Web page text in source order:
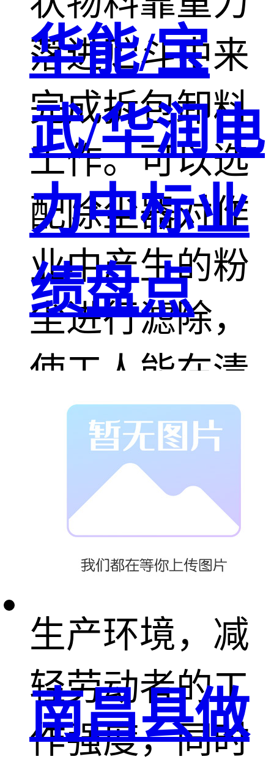
落进贮斗中来
完成拆包卸料
工作。可以选
配除尘器对作
业中产生的粉
尘进行滤除，
使工人能在清
洁的环境中轻
松地工作。吨
袋拆包机的运
用能有效保护
生产环境，减
轻劳动者的工
作强度，同时
华能/宝
武/华润电
力中标业
绩盘点
南昌县做